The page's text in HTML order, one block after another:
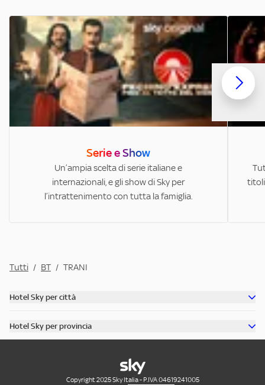
Serie e Show
Un’ampia scelta di serie italiane e
internazionali, e gli show di Sky per
l’intrattenimento con tutta la famiglia.
titoli
Tutti / BT / TRANI
Hotel Sky per città
Scopri tutti gli hotel di Venezia
Hotel Sky per provincia
Scopri tutti gli hotel in provincia di Milano
Scopri tutti gli hotel in provincia di Roma
Scopri tutti gli hotel in provincia di Bologna
Copyright 2025 Sky Italia - P.IVA 04619241005